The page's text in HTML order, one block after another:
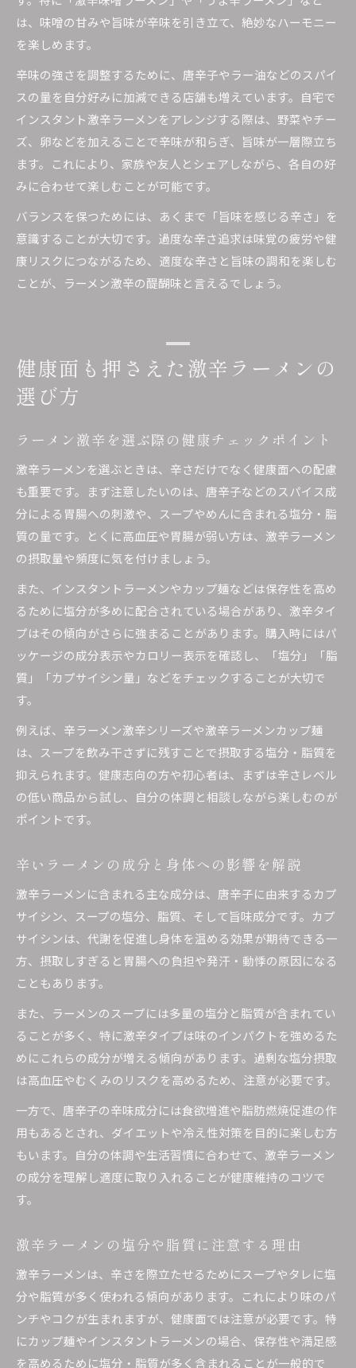
は、味噌の甘みや旨味が辛味を引き立て、絶妙なハーモニー
を楽しめます。
辛味の強さを調整するために、唐辛子やラー油などのスパイ
スの量を自分好みに加減できる店舗も増えています。自宅で
インスタント激辛ラーメンをアレンジする際は、野菜やチー
ズ、卵などを加えることで辛味が和らぎ、旨味が一層際立ち
ます。これにより、家族や友人とシェアしながら、各自の好
みに合わせて楽しむことが可能です。
バランスを保つためには、あくまで「旨味を感じる辛さ」を
意識することが大切です。過度な辛さ追求は味覚の疲労や健
康リスクにつながるため、適度な辛さと旨味の調和を楽しむ
ことが、ラーメン激辛の醍醐味と言えるでしょう。
健康面も押さえた激辛ラーメンの
選び方
ラーメン激辛を選ぶ際の健康チェックポイント
激辛ラーメンを選ぶときは、辛さだけでなく健康面への配慮
も重要です。まず注意したいのは、唐辛子などのスパイス成
分による胃腸への刺激や、スープやめんに含まれる塩分・脂
質の量です。とくに高血圧や胃腸が弱い方は、激辛ラーメン
の摂取量や頻度に気を付けましょう。
また、インスタントラーメンやカップ麺などは保存性を高め
るために塩分が多めに配合されている場合があり、激辛タイ
プはその傾向がさらに強まることがあります。購入時にはパ
ッケージの成分表示やカロリー表示を確認し、「塩分」「脂
質」「カプサイシン量」などをチェックすることが大切で
す。
例えば、辛ラーメン激辛シリーズや激辛ラーメンカップ麺
は、スープを飲み干さずに残すことで摂取する塩分・脂質を
抑えられます。健康志向の方や初心者は、まずは辛さレベル
の低い商品から試し、自分の体調と相談しながら楽しむのが
ポイントです。
辛いラーメンの成分と身体への影響を解説
激辛ラーメンに含まれる主な成分は、唐辛子に由来するカプ
サイシン、スープの塩分、脂質、そして旨味成分です。カプ
サイシンは、代謝を促進し身体を温める効果が期待できる一
方、摂取しすぎると胃腸への負担や発汗・動悸の原因になる
こともあります。
また、ラーメンのスープには多量の塩分と脂質が含まれてい
ることが多く、特に激辛タイプは味のインパクトを強めるた
めにこれらの成分が増える傾向があります。過剰な塩分摂取
は高血圧やむくみのリスクを高めるため、注意が必要です。
一方で、唐辛子の辛味成分には食欲増進や脂肪燃焼促進の作
用もあるとされ、ダイエットや冷え性対策を目的に楽しむ方
もいます。自分の体調や生活習慣に合わせて、激辛ラーメン
の成分を理解し適度に取り入れることが健康維持のコツで
す。
激辛ラーメンの塩分や脂質に注意する理由
激辛ラーメンは、辛さを際立たせるためにスープやタレに塩
分や脂質が多く使われる傾向があります。これにより味のパ
ンチやコクが生まれますが、健康面では注意が必要です。特
にカップ麺やインスタントラーメンの場合、保存性や満足感
を高めるために塩分・脂質が多く含まれることが一般的で